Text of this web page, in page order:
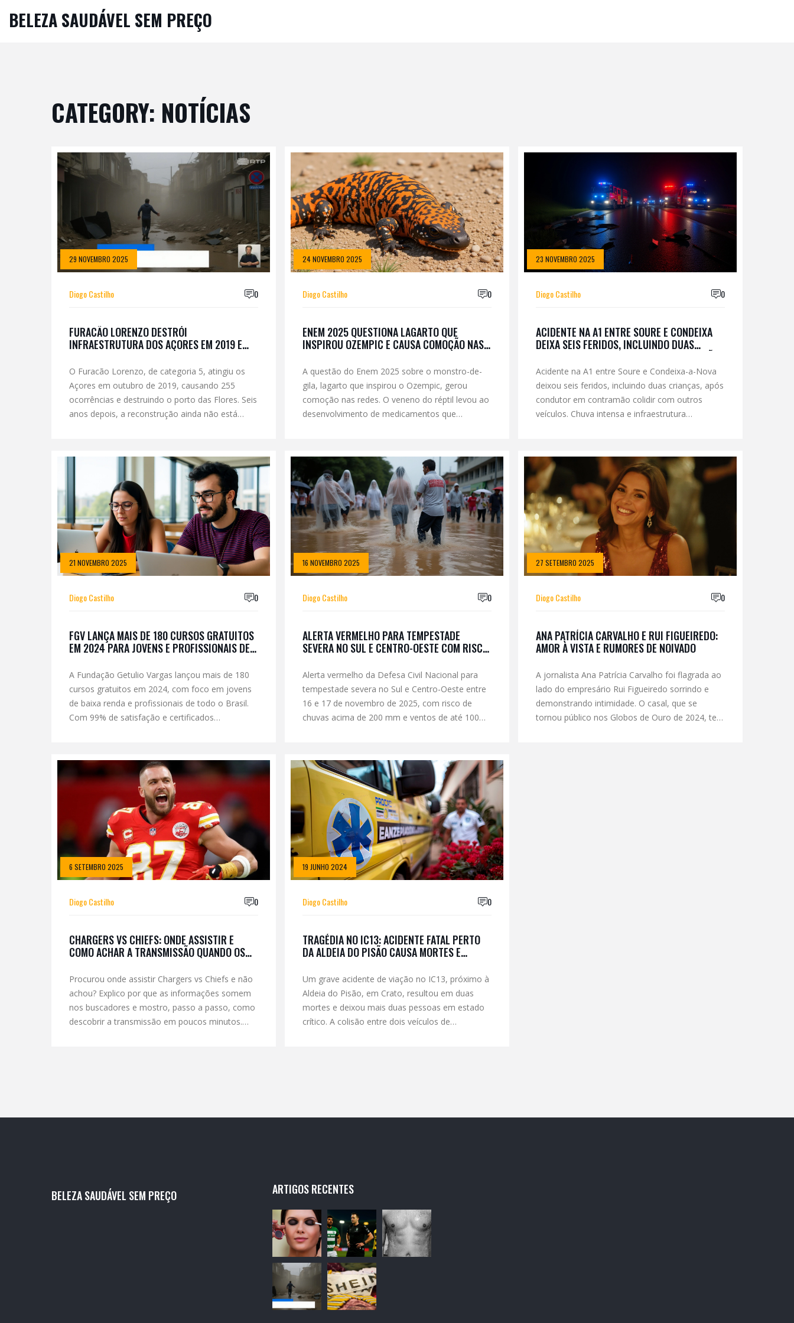
BELEZA SAUDÁVEL SEM PREÇO
CATEGORY: NOTÍCIAS
29 NOVEMBRO 2025
Diogo Castilho 0
FURACÃO LORENZO DESTRÓI
INFRAESTRUTURA DOS AÇORES EM 2019 E
EM 2025
O Furacão Lorenzo, de categoria 5, atingiu os
Açores em outubro de 2019, causando 255
ocorrências e destruindo o porto das Flores. Seis
anos depois, a reconstrução ainda não está
24 NOVEMBRO 2025
Diogo Castilho 0
ENEM 2025 QUESTIONA LAGARTO QUE
INSPIROU OZEMPIC E CAUSA COMOÇÃO NAS
A questão do Enem 2025 sobre o monstro-de-
gila, lagarto que inspirou o Ozempic, gerou
comoção nas redes. O veneno do réptil levou ao
desenvolvimento de medicamentos que
moderna.
23 NOVEMBRO 2025
Diogo Castilho 0
ACIDENTE NA A1 ENTRE SOURE E CONDEIXA
DEIXA SEIS FERIDOS, INCLUINDO DUAS
Acidente na A1 entre Soure e Condeixa-a-Nova
deixou seis feridos, incluindo duas crianças, após
condutor em contramão colidir com outros
veículos. Chuva intensa e infraestrutura
21 NOVEMBRO 2025
Diogo Castilho 0
FGV LANÇA MAIS DE 180 CURSOS GRATUITOS
EM 2024 PARA JOVENS E PROFISSIONAIS DE
A Fundação Getulio Vargas lançou mais de 180
cursos gratuitos em 2024, com foco em jovens
de baixa renda e profissionais de todo o Brasil.
Com 99% de satisfação e certificados
16 NOVEMBRO 2025
Diogo Castilho 0
ALERTA VERMELHO PARA TEMPESTADE
SEVERA NO SUL E CENTRO-OESTE COM RISCO
Alerta vermelho da Defesa Civil Nacional para
tempestade severa no Sul e Centro-Oeste entre
16 e 17 de novembro de 2025, com risco de
chuvas acima de 200 mm e ventos de até 100
27 SETEMBRO 2025
Diogo Castilho 0
ANA PATRÍCIA CARVALHO E RUI FIGUEIREDO:
AMOR À VISTA E RUMORES DE NOIVADO
A jornalista Ana Patrícia Carvalho foi flagrada ao
lado do empresário Rui Figueiredo sorrindo e
demonstrando intimidade. O casal, que se
tornou público nos Globos de Ouro de 2024, tem
6 SETEMBRO 2025
Diogo Castilho 0
CHARGERS VS CHIEFS: ONDE ASSISTIR E
COMO ACHAR A TRANSMISSÃO QUANDO OS
Procurou onde assistir Chargers vs Chiefs e não
achou? Explico por que as informações somem
nos buscadores e mostro, passo a passo, como
descobrir a transmissão em poucos minutos.
19 JUNHO 2024
Diogo Castilho 0
TRAGÉDIA NO IC13: ACIDENTE FATAL PERTO
DA ALDEIA DO PISÃO CAUSA MORTES E
Um grave acidente de viação no IC13, próximo à
Aldeia do Pisão, em Crato, resultou em duas
mortes e deixou mais duas pessoas em estado
crítico. A colisão entre dois veículos de
BELEZA SAUDÁVEL SEM PREÇO ARTIGOS RECENTES